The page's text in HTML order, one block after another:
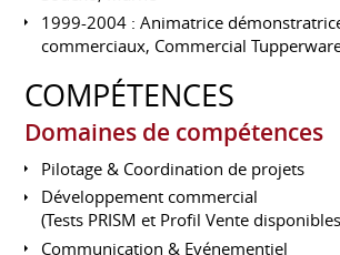
1999-2004 : Animatrice
commerciaux, Commercial
COMPÉTENCES
Domaines de compétences
Pilotage & Coordination de projets
Développement commercial
(Tests PRISM et Profil Vente
Communication & Evénementiel